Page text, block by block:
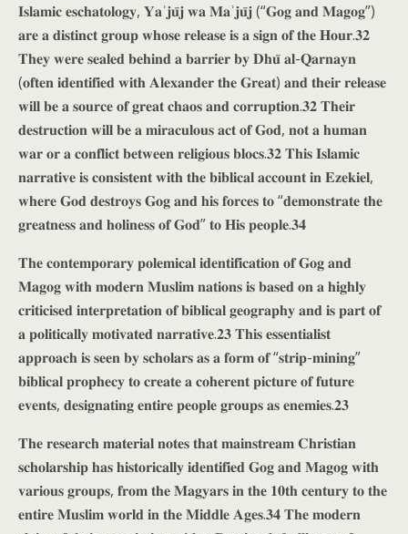
𝐈𝐬𝐥𝐚𝐦𝐢𝐜 𝐞𝐬𝐜𝐡𝐚𝐭𝐨𝐥𝐨𝐠𝐲, 𝐘𝐚ʾ𝐣𝐮̄𝐣 𝐰𝐚 𝐌𝐚ʾ𝐣𝐮̄𝐣 (“𝐆𝐨𝐠 𝐚𝐧𝐝 𝐌𝐚𝐠𝐨𝐠”)
𝐚𝐫𝐞 𝐚 𝐝𝐢𝐬𝐭𝐢𝐧𝐜𝐭 𝐠𝐫𝐨𝐮𝐩 𝐰𝐡𝐨𝐬𝐞 𝐫𝐞𝐥𝐞𝐚𝐬𝐞 𝐢𝐬 𝐚 𝐬𝐢𝐠𝐧 𝐨𝐟 𝐭𝐡𝐞 𝐇𝐨𝐮𝐫.𝟑𝟐
𝐓𝐡𝐞𝐲 𝐰𝐞𝐫𝐞 𝐬𝐞𝐚𝐥𝐞𝐝 𝐛𝐞𝐡𝐢𝐧𝐝 𝐚 𝐛𝐚𝐫𝐫𝐢𝐞𝐫 𝐛𝐲 𝐃𝐡𝐮̄ 𝐚𝐥-𝐐𝐚𝐫𝐧𝐚𝐲𝐧
(𝐨𝐟𝐭𝐞𝐧 𝐢𝐝𝐞𝐧𝐭𝐢𝐟𝐢𝐞𝐝 𝐰𝐢𝐭𝐡 𝐀𝐥𝐞𝐱𝐚𝐧𝐝𝐞𝐫 𝐭𝐡𝐞 𝐆𝐫𝐞𝐚𝐭) 𝐚𝐧𝐝 𝐭𝐡𝐞𝐢𝐫 𝐫𝐞𝐥𝐞𝐚𝐬𝐞
𝐰𝐢𝐥𝐥 𝐛𝐞 𝐚 𝐬𝐨𝐮𝐫𝐜𝐞 𝐨𝐟 𝐠𝐫𝐞𝐚𝐭 𝐜𝐡𝐚𝐨𝐬 𝐚𝐧𝐝 𝐜𝐨𝐫𝐫𝐮𝐩𝐭𝐢𝐨𝐧.𝟑𝟐 𝐓𝐡𝐞𝐢𝐫
𝐝𝐞𝐬𝐭𝐫𝐮𝐜𝐭𝐢𝐨𝐧 𝐰𝐢𝐥𝐥 𝐛𝐞 𝐚 𝐦𝐢𝐫𝐚𝐜𝐮𝐥𝐨𝐮𝐬 𝐚𝐜𝐭 𝐨𝐟 𝐆𝐨𝐝, 𝐧𝐨𝐭 𝐚 𝐡𝐮𝐦𝐚𝐧
𝐰𝐚𝐫 𝐨𝐫 𝐚 𝐜𝐨𝐧𝐟𝐥𝐢𝐜𝐭 𝐛𝐞𝐭𝐰𝐞𝐞𝐧 𝐫𝐞𝐥𝐢𝐠𝐢𝐨𝐮𝐬 𝐛𝐥𝐨𝐜𝐬.𝟑𝟐 𝐓𝐡𝐢𝐬 𝐈𝐬𝐥𝐚𝐦𝐢𝐜
𝐧𝐚𝐫𝐫𝐚𝐭𝐢𝐯𝐞 𝐢𝐬 𝐜𝐨𝐧𝐬𝐢𝐬𝐭𝐞𝐧𝐭 𝐰𝐢𝐭𝐡 𝐭𝐡𝐞 𝐛𝐢𝐛𝐥𝐢𝐜𝐚𝐥 𝐚𝐜𝐜𝐨𝐮𝐧𝐭 𝐢𝐧 𝐄𝐳𝐞𝐤𝐢𝐞𝐥,
𝐰𝐡𝐞𝐫𝐞 𝐆𝐨𝐝 𝐝𝐞𝐬𝐭𝐫𝐨𝐲𝐬 𝐆𝐨𝐠 𝐚𝐧𝐝 𝐡𝐢𝐬 𝐟𝐨𝐫𝐜𝐞𝐬 𝐭𝐨 “𝐝𝐞𝐦𝐨𝐧𝐬𝐭𝐫𝐚𝐭𝐞 𝐭𝐡𝐞
𝐠𝐫𝐞𝐚𝐭𝐧𝐞𝐬𝐬 𝐚𝐧𝐝 𝐡𝐨𝐥𝐢𝐧𝐞𝐬𝐬 𝐨𝐟 𝐆𝐨𝐝” 𝐭𝐨 𝐇𝐢𝐬 𝐩𝐞𝐨𝐩𝐥𝐞.𝟑𝟒
𝐓𝐡𝐞 𝐜𝐨𝐧𝐭𝐞𝐦𝐩𝐨𝐫𝐚𝐫𝐲 𝐩𝐨𝐥𝐞𝐦𝐢𝐜𝐚𝐥 𝐢𝐝𝐞𝐧𝐭𝐢𝐟𝐢𝐜𝐚𝐭𝐢𝐨𝐧 𝐨𝐟 𝐆𝐨𝐠 𝐚𝐧𝐝
𝐌𝐚𝐠𝐨𝐠 𝐰𝐢𝐭𝐡 𝐦𝐨𝐝𝐞𝐫𝐧 𝐌𝐮𝐬𝐥𝐢𝐦 𝐧𝐚𝐭𝐢𝐨𝐧𝐬 𝐢𝐬 𝐛𝐚𝐬𝐞𝐝 𝐨𝐧 𝐚 𝐡𝐢𝐠𝐡𝐥𝐲
𝐜𝐫𝐢𝐭𝐢𝐜𝐢𝐬𝐞𝐝 𝐢𝐧𝐭𝐞𝐫𝐩𝐫𝐞𝐭𝐚𝐭𝐢𝐨𝐧 𝐨𝐟 𝐛𝐢𝐛𝐥𝐢𝐜𝐚𝐥 𝐠𝐞𝐨𝐠𝐫𝐚𝐩𝐡𝐲 𝐚𝐧𝐝 𝐢𝐬 𝐩𝐚𝐫𝐭 𝐨𝐟
𝐚 𝐩𝐨𝐥𝐢𝐭𝐢𝐜𝐚𝐥𝐥𝐲 𝐦𝐨𝐭𝐢𝐯𝐚𝐭𝐞𝐝 𝐧𝐚𝐫𝐫𝐚𝐭𝐢𝐯𝐞.𝟐𝟑 𝐓𝐡𝐢𝐬 𝐞𝐬𝐬𝐞𝐧𝐭𝐢𝐚𝐥𝐢𝐬𝐭
𝐚𝐩𝐩𝐫𝐨𝐚𝐜𝐡 𝐢𝐬 𝐬𝐞𝐞𝐧 𝐛𝐲 𝐬𝐜𝐡𝐨𝐥𝐚𝐫𝐬 𝐚𝐬 𝐚 𝐟𝐨𝐫𝐦 𝐨𝐟 “𝐬𝐭𝐫𝐢𝐩-𝐦𝐢𝐧𝐢𝐧𝐠”
𝐛𝐢𝐛𝐥𝐢𝐜𝐚𝐥 𝐩𝐫𝐨𝐩𝐡𝐞𝐜𝐲 𝐭𝐨 𝐜𝐫𝐞𝐚𝐭𝐞 𝐚 𝐜𝐨𝐡𝐞𝐫𝐞𝐧𝐭 𝐩𝐢𝐜𝐭𝐮𝐫𝐞 𝐨𝐟 𝐟𝐮𝐭𝐮𝐫𝐞
𝐞𝐯𝐞𝐧𝐭𝐬, 𝐝𝐞𝐬𝐢𝐠𝐧𝐚𝐭𝐢𝐧𝐠 𝐞𝐧𝐭𝐢𝐫𝐞 𝐩𝐞𝐨𝐩𝐥𝐞 𝐠𝐫𝐨𝐮𝐩𝐬 𝐚𝐬 𝐞𝐧𝐞𝐦𝐢𝐞𝐬.𝟐𝟑
𝐓𝐡𝐞 𝐫𝐞𝐬𝐞𝐚𝐫𝐜𝐡 𝐦𝐚𝐭𝐞𝐫𝐢𝐚𝐥 𝐧𝐨𝐭𝐞𝐬 𝐭𝐡𝐚𝐭 𝐦𝐚𝐢𝐧𝐬𝐭𝐫𝐞𝐚𝐦 𝐂𝐡𝐫𝐢𝐬𝐭𝐢𝐚𝐧
𝐬𝐜𝐡𝐨𝐥𝐚𝐫𝐬𝐡𝐢𝐩 𝐡𝐚𝐬 𝐡𝐢𝐬𝐭𝐨𝐫𝐢𝐜𝐚𝐥𝐥𝐲 𝐢𝐝𝐞𝐧𝐭𝐢𝐟𝐢𝐞𝐝 𝐆𝐨𝐠 𝐚𝐧𝐝 𝐌𝐚𝐠𝐨𝐠 𝐰𝐢𝐭𝐡
𝐯𝐚𝐫𝐢𝐨𝐮𝐬 𝐠𝐫𝐨𝐮𝐩𝐬, 𝐟𝐫𝐨𝐦 𝐭𝐡𝐞 𝐌𝐚𝐠𝐲𝐚𝐫𝐬 𝐢𝐧 𝐭𝐡𝐞 𝟏𝟎𝐭𝐡 𝐜𝐞𝐧𝐭𝐮𝐫𝐲 𝐭𝐨 𝐭𝐡𝐞
𝐞𝐧𝐭𝐢𝐫𝐞 𝐌𝐮𝐬𝐥𝐢𝐦 𝐰𝐨𝐫𝐥𝐝 𝐢𝐧 𝐭𝐡𝐞 𝐌𝐢𝐝𝐝𝐥𝐞 𝐀𝐠𝐞𝐬.𝟑𝟒 𝐓𝐡𝐞 𝐦𝐨𝐝𝐞𝐫𝐧